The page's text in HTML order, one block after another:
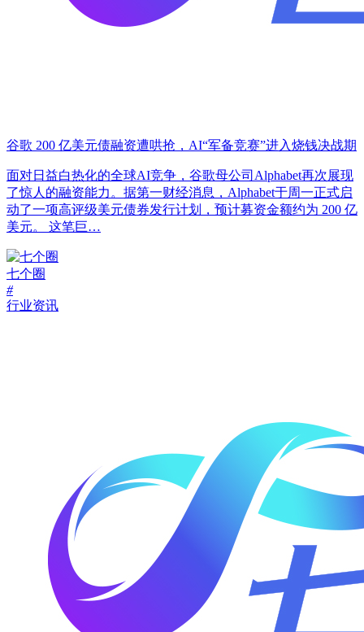
谷歌 200 亿美元债融资遭哄抢，AI“军备竞赛”进入烧钱决战期
面对日益白热化的全球AI竞争，谷歌母公司Alphabet再次展现
了惊人的融资能力。据第一财经消息，Alphabet于周一正式启
动了一项高评级美元债券发行计划，预计募资金额约为 200 亿
美元。 这笔巨…
七个圈
#
行业资讯